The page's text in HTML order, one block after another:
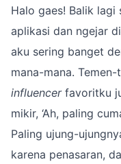
Halo gaes! Balik lagi
aplikasi dan ngejar
aku sering banget
mana-mana.
influencerfavoritku
mikir, ‘Ah, paling
Paling ujung-
karena penasaran,